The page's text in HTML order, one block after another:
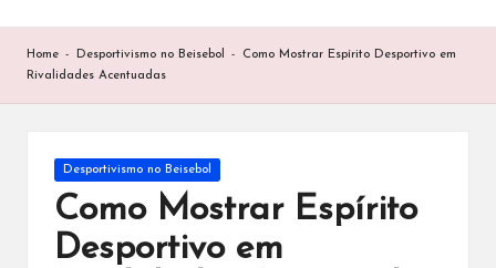
Home - Desportivismo no Beisebol -
Como Mostrar Espírito Desportivo em
Rivalidades Acentuadas
Posted
Desportivismo no Beisebol
Como Mostrar Espírito
Desportivo em